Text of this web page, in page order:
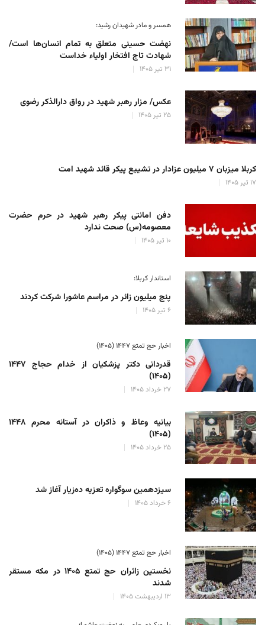
همسر و مادر شهیدان رشید:
نهضت حسینی متعلق به تمام انسان‌ها است/
شهادت تاج افتخار اولیاء خداست
۳۱ تیر ۱۴۰۵
عکس/ مزار رهبر شهید در رواق دارالذکر رضوی
۲۵ تیر ۱۴۰۵
کربلا میزبان ۷ میلیون عزادار در تشییع پیکر قائد شهید امت
۱۷ تیر ۱۴۰۵
دفن امانتی پیکر رهبر شهید در حرم حضرت
معصومه(س) صحت ندارد
۱۰ تیر ۱۴۰۵
استاندار کربلا:
پنج میلیون زائر در مراسم عاشورا شرکت کردند
۶ تیر ۱۴۰۵
اخبار حج تمتع ۱۴۴۷ (۱۴۰۵)
قدردانی دکتر پزشکیان از خدام حجاج ۱۴۴۷
(۱۴۰۵)
۲۷ خرداد ۱۴۰۵
بیانیه وعاظ و ذاکران در آستانه محرم ۱۴۴۸
(۱۴۰۵)
۲۵ خرداد ۱۴۰۵
سیزدهمین سوگواره تعزیه ده‌زیار آغاز شد
۶ خرداد ۱۴۰۵
اخبار حج تمتع ۱۴۴۷ (۱۴۰۵)
نخستین زائران حج تمتع ۱۴۰۵ در مکه مستقر
شدند
۱۳ اردیبهشت ۱۴۰۵